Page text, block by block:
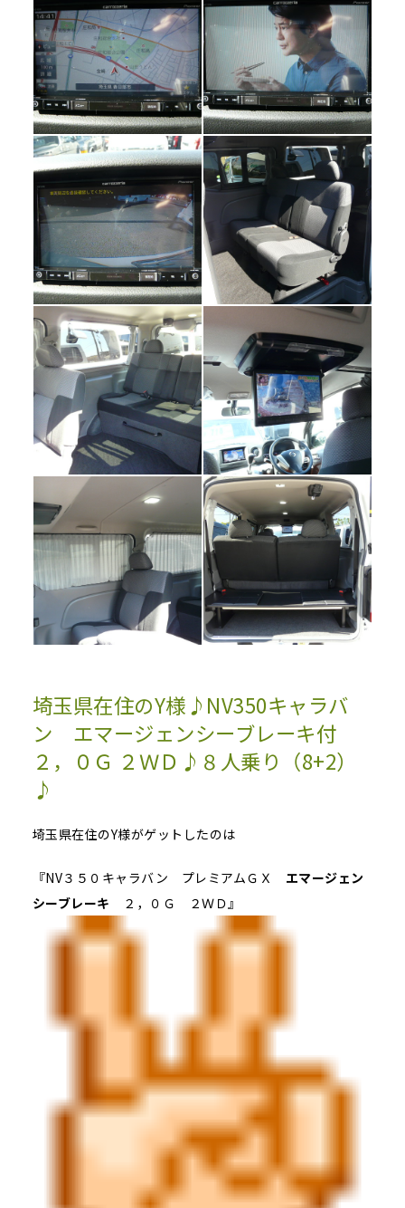
埼玉県在住のY様♪NV350キャラバ
ン エマージェンシーブレーキ付
２，０Ｇ ２ＷＤ♪８人乗り（8+2）
♪
埼玉県在住のY様がゲットしたのは
『NV３５０キャラバン プレミアムＧＸ エマージェン
シーブレーキ ２，０Ｇ ２ＷＤ』